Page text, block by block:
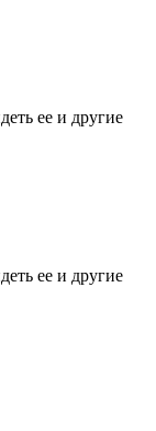
ее и другие
ее и другие